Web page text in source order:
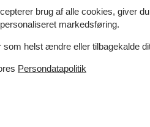
en god bog. I nærheden finder I
af den lokale flora og fauna.
om den lokale historie og
Tegners Museum og
udstilling under åben himmel.
Med disse attraktioner og
der byder på både afslapning og
brug af alle cookies, giver
markedsføring.
som helst ændre eller tilbagekalde
Persondatapolitik